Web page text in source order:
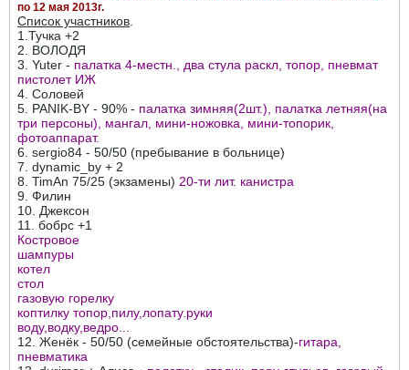
по 12 мая 2013г.
Список участников
1.Тучка +2
2. ВОЛОДЯ
3. Yuter - палатка 4-местн., два стула раскл, топор, пневмат
пистолет ИЖ
4. Соловей
5. PANIK-BY - 90% - палатка зимняя(2шт.), палатка летняя(на
три персоны), мангал, мини-ножовка, мини-топорик,
фотоаппарат.
6. sergio84 - 50/50 (пребывание в больнице)
7. dynamic_by + 2
8. TimAn 75/25 (экзамены) 20-ти лит. канистра
9. Филин
10. Джексон
11. бобрс +1
Костровое
шампуры
котел
стол
газовую горелку
коптилку топор,пилу,лопату.руки
воду,водку,ведро...
12. Женёк - 50/50 (семейные обстоятельства)-гитара,
пневматика